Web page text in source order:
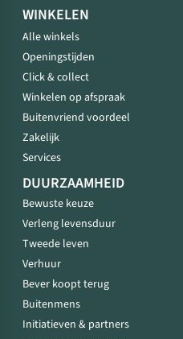
WINKELEN
Alle winkels
Openingstijden
Click & collect
Winkelen op afspraak
Buitenvriend voordeel
Zakelijk
Services
DUURZAAMHEID
Bewuste keuze
Verleng levensduur
Tweede leven
Verhuur
Bever koopt terug
Buitenmens
Initiatieven & partners